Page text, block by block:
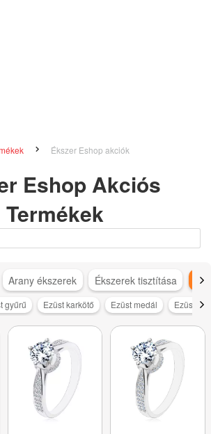
Ékszer Eshop akciók
Eshop Akciós
Termékek
Arany ékszerek Ékszerek tisztítása
gyűrű Ezüst karkötő Ezüst medál Ezüst